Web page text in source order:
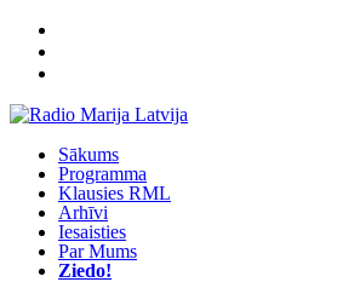
Sākums
Programma
Klausies RML
Arhīvi
Iesaisties
Par Mums
Ziedo!